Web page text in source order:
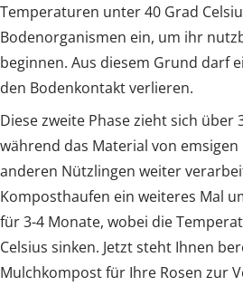
Temperaturen unter 40 Grad
Bodenorganismen ein, um ihr
beginnen. Aus diesem Grund darf
den Bodenkontakt verlieren.
Diese zweite Phase zieht sich über
während das Material von
anderen Nützlingen weiter
Komposthaufen ein weiteres Mal
für 3-4 Monate, wobei die
Celsius sinken. Jetzt steht Ihnen
Mulchkompost für Ihre Rosen zur